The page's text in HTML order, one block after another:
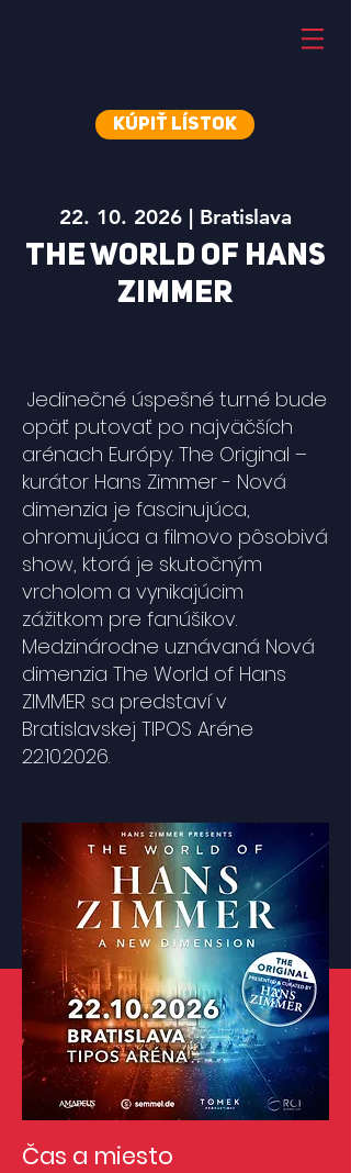
Kúpiť lístok
22. 10. 2026 | Bratislava
THE WORLD OF HANS
ZIMMER
Jedinečné úspešné turné bude
opäť putovať po najväčších
arénach Európy. The Original –
kurátor Hans Zimmer - Nová
dimenzia je fascinujúca,
ohromujúca a filmovo pôsobivá
show, ktorá je skutočným
vrcholom a vynikajúcim
zážitkom pre fanúšikov.
Medzinárodne uznávaná Nová
dimenzia The World of Hans
ZIMMER sa predstaví v
Bratislavskej TIPOS Aréne
22.10.2026.
Čas a miesto